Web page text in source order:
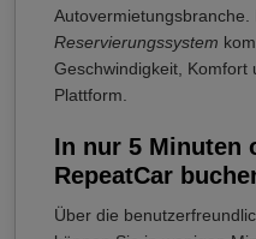
Autovermietungsbranche.
Reservierungssystem
Geschwindigkeit, Komfort
Plattform.
In nur 5 Minuten
RepeatCar
Über die